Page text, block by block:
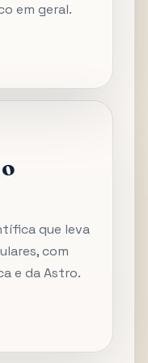
em geral.
que leva
com
e da Astro.